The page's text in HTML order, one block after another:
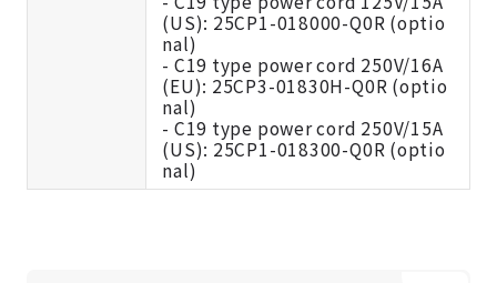
(US): 25CP1-018000-Q0R (optio
nal)
- C19 type power cord 250V/16A
(EU): 25CP3-01830H-Q0R (optio
nal)
- C19 type power cord 250V/15A
(US): 25CP1-018300-Q0R (optio
nal)